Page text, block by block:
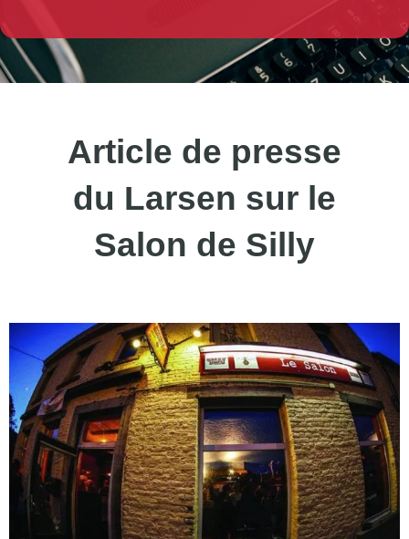
Article de presse
du Larsen sur le
Salon de Silly